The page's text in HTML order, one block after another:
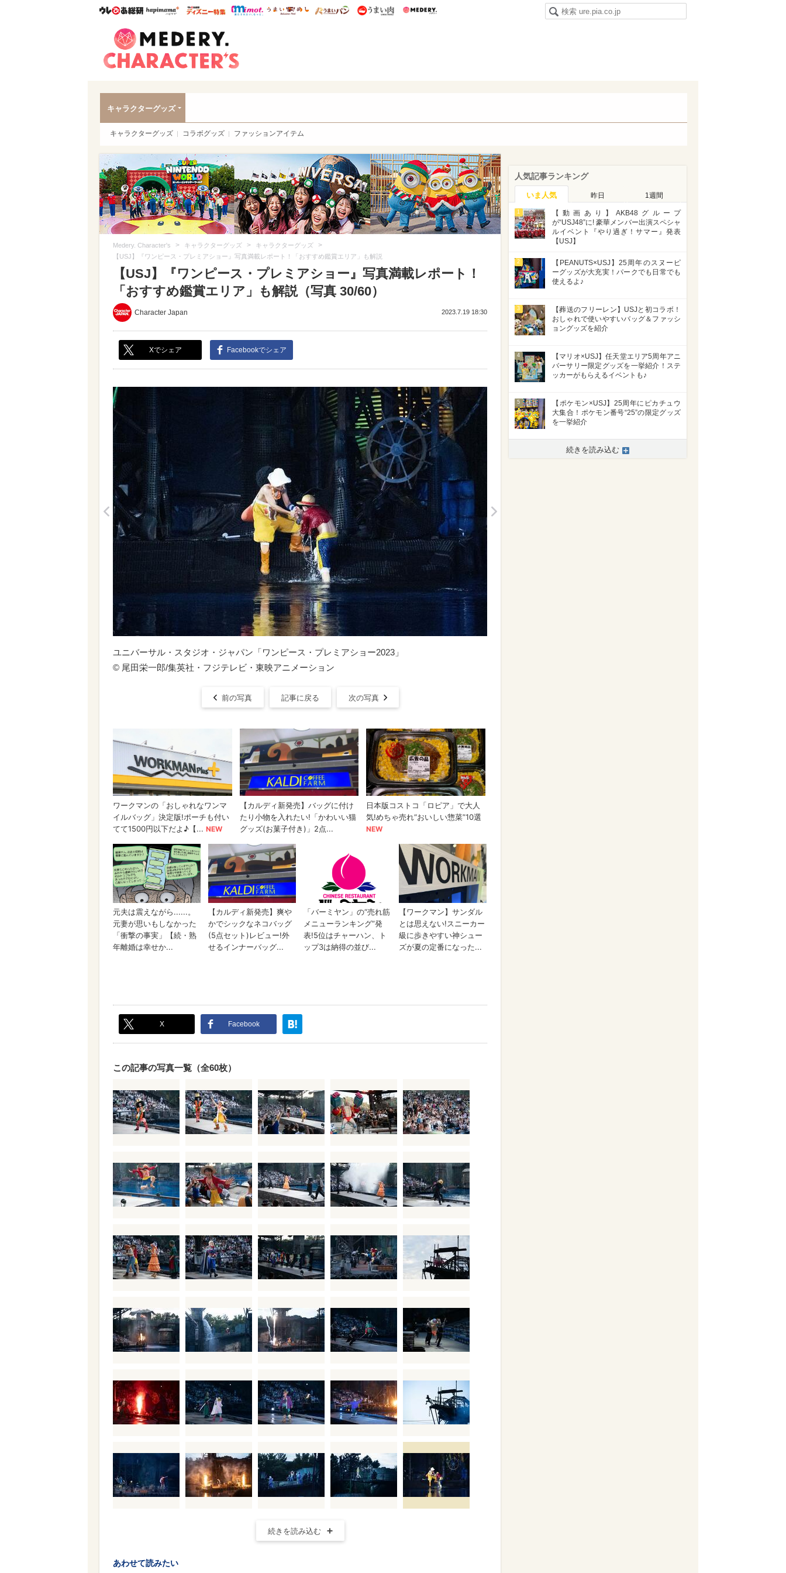
ウレぴあ総研ハピママ* ウレぴあ総研 ディズニー特集
mimot. うまいめし うまいパン うまい肉
キャラクターグッズ
キャラクターグッズ コラボグッズ ファッションアイテム
Medery. Character's > キャラクターグッズ > キャラクターグッズ >
【USJ】『ワンピース・プレミアショー』写真満載レポート！「おすすめ鑑賞エリア」も解説
【USJ】『ワンピース・プレミアショー』写真満載レポート！
「おすすめ鑑賞エリア」も解説（写真 30/60）
Character Japan 2023.7.19 18:30
Xでシェア Facebookでシェア
ユニバーサル・スタジオ・ジャパン「ワンピース・プレミアショー2023」
© 尾田栄一郎/集英社・フジテレビ・東映アニメーション
前の写真 記事に戻る 次の写真
X Facebook
この記事の写真一覧（全60枚）
続きを読み込む
あわせて読みたい
人気記事ランキング
いま人気 昨日 1週間
1
【動画あり】AKB48グループ
が“USJ48”に! 豪華メンバー出演スペシャ
ルイベント『やり過ぎ！サマー』発表
【USJ】
2
【PEANUTS×USJ】25周年のスヌーピ
ーグッズが大充実！パークでも日常でも
使えるよ♪
3
【葬送のフリーレン】USJと初コラボ！
おしゃれで使いやすいバッグ＆ファッシ
ョングッズを紹介
4
【マリオ×USJ】任天堂エリア5周年アニ
バーサリー限定グッズを一挙紹介！ステ
ッカーがもらえるイベントも♪
5
【ポケモン×USJ】25周年にピカチュウ
大集合！ポケモン番号“25”の限定グッズ
を一挙紹介
続きを読み込む